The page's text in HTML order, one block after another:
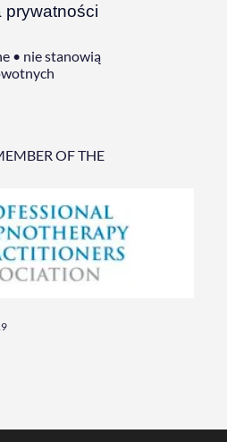
prywatności
• nie stanowią
OF THE